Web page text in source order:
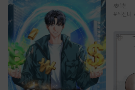
1천
#직진녀